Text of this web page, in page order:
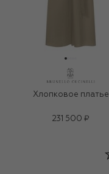
Хлопковое платье
231 500 ₽